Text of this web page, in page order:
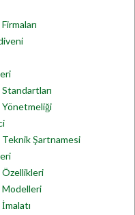
Yönetmeliği
Şartnamesi
Özellikleri
Modelleri